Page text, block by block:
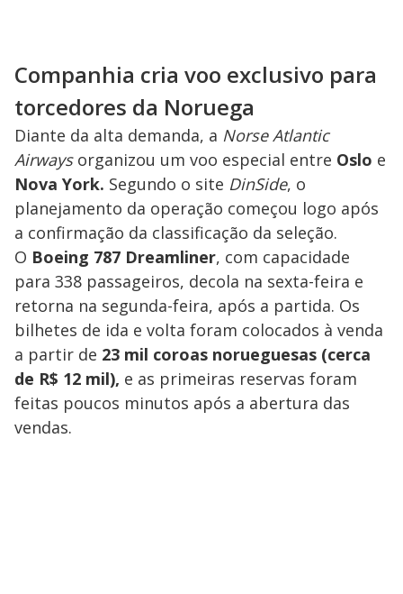
Companhia cria voo exclusivo para
torcedores da Noruega
Diante da alta demanda, a Norse Atlantic
Airways organizou um voo especial entre Oslo e
Nova York. Segundo o site DinSide, o
planejamento da operação começou logo após
a confirmação da classificação da seleção.
O Boeing 787 Dreamliner, com capacidade
para 338 passageiros, decola na sexta-feira e
retorna na segunda-feira, após a partida. Os
bilhetes de ida e volta foram colocados à venda
a partir de 23 mil coroas norueguesas (cerca
de R$ 12 mil), e as primeiras reservas foram
feitas poucos minutos após a abertura das
vendas.